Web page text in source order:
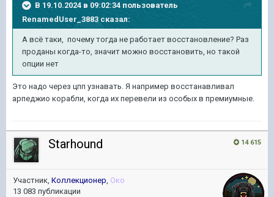
В 19.10.2024 в 09:02:34 пользователь
RenamedUser_3883 сказал:
А всё таки, почему тогда не работает восстановление? Раз
проданы когда-то, значит можно восстановить, но такой
опции нет
Это надо через цпп узнавать. Я например восстанавливал
арпеджио корабли, когда их перевели из особых в премиумные.
14 615
Starhound
Участник, Коллекционер, Око
13 083 публикации